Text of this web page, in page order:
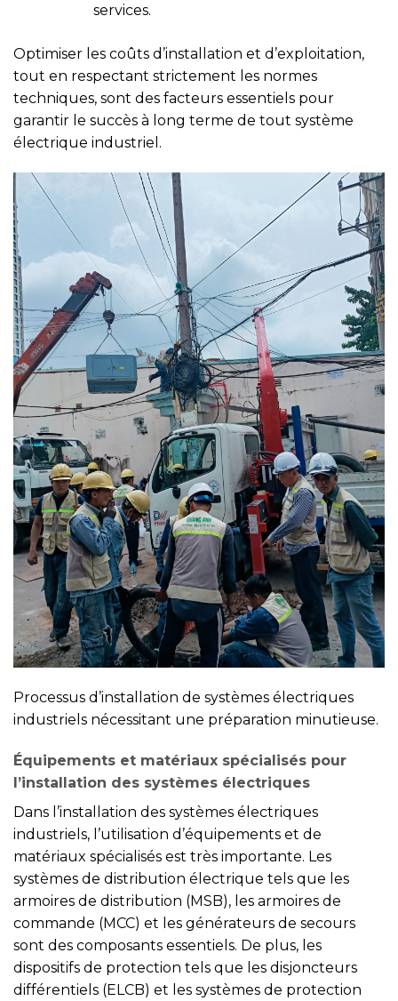
services.
Optimiser les coûts d’installation et d’exploitation,
tout en respectant strictement les normes
techniques, sont des facteurs essentiels pour
garantir le succès à long terme de tout système
électrique industriel.
Processus d’installation de systèmes électriques
industriels nécessitant une préparation minutieuse.
Équipements et matériaux spécialisés pour
l’installation des systèmes électriques
Dans l’installation des systèmes électriques
industriels, l’utilisation d’équipements et de
matériaux spécialisés est très importante. Les
systèmes de distribution électrique tels que les
armoires de distribution (MSB), les armoires de
commande (MCC) et les générateurs de secours
sont des composants essentiels. De plus, les
dispositifs de protection tels que les disjoncteurs
différentiels (ELCB) et les systèmes de protection